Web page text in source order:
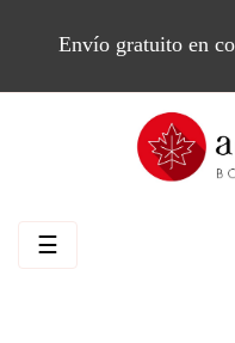
Envío gratuito en
Navegación
☰